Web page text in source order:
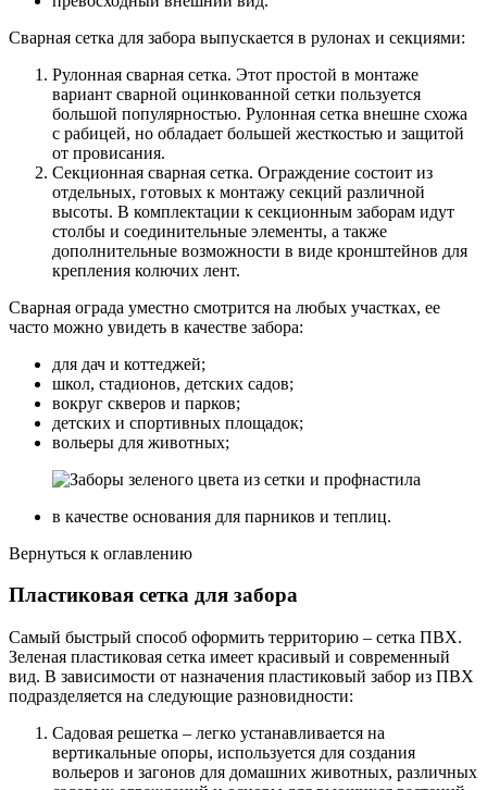
Сварная сетка для забора выпускается в рулонах и секциями:
Рулонная сварная сетка. Этот простой в монтаже
вариант сварной оцинкованной сетки пользуется
большой популярностью. Рулонная сетка внешне схожа
с рабицей, но обладает большей жесткостью и защитой
от провисания.
Секционная сварная сетка. Ограждение состоит из
отдельных, готовых к монтажу секций различной
высоты. В комплектации к секционным заборам идут
столбы и соединительные элементы, а также
дополнительные возможности в виде кронштейнов для
крепления колючих лент.
Сварная ограда уместно смотрится на любых участках, ее
часто можно увидеть в качестве забора:
для дач и коттеджей;
школ, стадионов, детских садов;
вокруг скверов и парков;
детских и спортивных площадок;
вольеры для животных;
в качестве основания для парников и теплиц.
Вернуться к оглавлению
Пластиковая сетка для забора
Самый быстрый способ оформить территорию – сетка ПВХ.
Зеленая пластиковая сетка имеет красивый и современный
вид. В зависимости от назначения пластиковый забор из ПВХ
подразделяется на следующие разновидности:
Садовая решетка – легко устанавливается на
вертикальные опоры, используется для создания
вольеров и загонов для домашних животных, различных